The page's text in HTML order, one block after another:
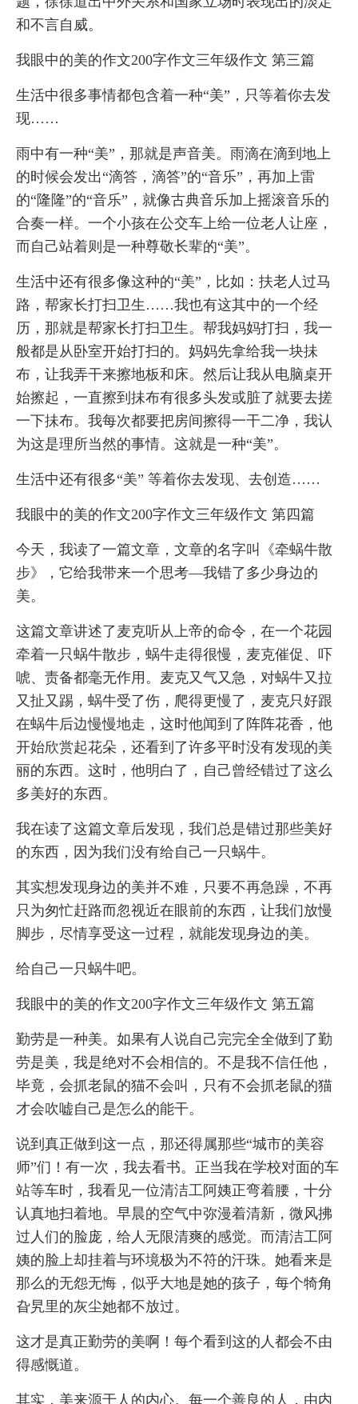
和不言自威。
我眼中的美的作文200字作文三年级作文 第三篇
生活中很多事情都包含着一种“美”，只等着你去发
现……
雨中有一种“美”，那就是声音美。雨滴在滴到地上
的时候会发出“滴答，滴答”的“音乐”，再加上雷
的“隆隆”的“音乐”，就像古典音乐加上摇滚音乐的
合奏一样。一个小孩在公交车上给一位老人让座，
而自己站着则是一种尊敬长辈的“美”。
生活中还有很多像这种的“美”，比如：扶老人过马
路，帮家长打扫卫生……我也有这其中的一个经
历，那就是帮家长打扫卫生。帮我妈妈打扫，我一
般都是从卧室开始打扫的。妈妈先拿给我一块抺
布，让我弄干来擦地板和床。然后让我从电脑桌开
始擦起，一直擦到抺布有很多头发或脏了就要去搓
一下抺布。我每次都要把房间擦得一干二净，我认
为这是理所当然的事情。这就是一种“美”。
生活中还有很多“美” 等着你去发现、去创造……
我眼中的美的作文200字作文三年级作文 第四篇
今天，我读了一篇文章，文章的名字叫《牵蜗牛散
步》，它给我带来一个思考—我错了多少身边的
美。
这篇文章讲述了麦克听从上帝的命令，在一个花园
牵着一只蜗牛散步，蜗牛走得很慢，麦克催促、吓
唬、责备都毫无作用。麦克又气又急，对蜗牛又拉
又扯又踢，蜗牛受了伤，爬得更慢了，麦克只好跟
在蜗牛后边慢慢地走，这时他闻到了阵阵花香，他
开始欣赏起花朵，还看到了许多平时没有发现的美
丽的东西。这时，他明白了，自己曾经错过了这么
多美好的东西。
我在读了这篇文章后发现，我们总是错过那些美好
的东西，因为我们没有给自己一只蜗牛。
其实想发现身边的美并不难，只要不再急躁，不再
只为匆忙赶路而忽视近在眼前的东西，让我们放慢
脚步，尽情享受这一过程，就能发现身边的美。
给自己一只蜗牛吧。
我眼中的美的作文200字作文三年级作文 第五篇
勤劳是一种美。如果有人说自己完完全全做到了勤
劳是美，我是绝对不会相信的。不是我不信任他，
毕竟，会抓老鼠的猫不会叫，只有不会抓老鼠的猫
才会吹嘘自己是怎么的能干。
说到真正做到这一点，那还得属那些“城市的美容
师”们！有一次，我去看书。正当我在学校对面的车
站等车时，我看见一位清洁工阿姨正弯着腰，十分
认真地扫着地。早晨的空气中弥漫着清新，微风拂
过人们的脸庞，给人无限清爽的感觉。而清洁工阿
姨的脸上却挂着与环境极为不符的汗珠。她看来是
那么的无怨无悔，似乎大地是她的孩子，每个犄角
旮旯里的灰尘她都不放过。
这才是真正勤劳的美啊！每个看到这的人都会不由
得感慨道。
其实，美来源于人的内心。每一个善良的人，由内